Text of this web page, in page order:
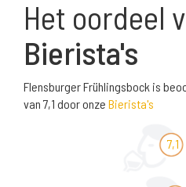
Het oordeel
Bierista's
Flensburger Frühlingsbock is
van 7,1 door onze Bierista's
7,1